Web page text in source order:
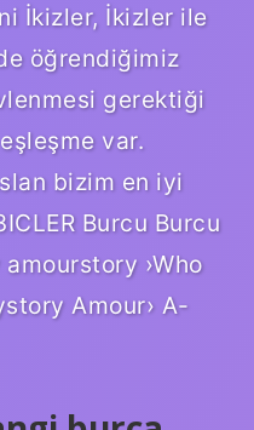
İkizler, İkizler ile
öğrendiğimiz
gerektiği
var.
bizim en iyi
Burcu Burcu
›Who
Amour› A-